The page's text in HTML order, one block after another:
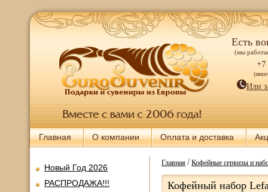
Есть
(мы
+7
Или
Главная О компании Оплата и доставка
Новый Год 2026
РАСПРОДАЖА!!!
Главная/Кофейные сервизы и
Кофейный набор